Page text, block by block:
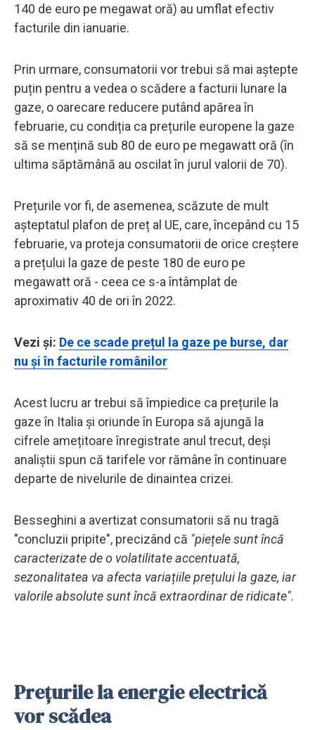
140 de euro pe megawat oră) au umflat efectiv
facturile din ianuarie.
Prin urmare, consumatorii vor trebui să mai aștepte
puțin pentru a vedea o scădere a facturii lunare la
gaze, o oarecare reducere putând apărea în
februarie, cu condiția ca prețurile europene la gaze
să se mențină sub 80 de euro pe megawatt oră (în
ultima săptămână au oscilat în jurul valorii de 70).
Prețurile vor fi, de asemenea, scăzute de mult
așteptatul plafon de preț al UE, care, începând cu 15
februarie, va proteja consumatorii de orice creștere
a prețului la gaze de peste 180 de euro pe
megawatt oră - ceea ce s-a întâmplat de
aproximativ 40 de ori în 2022.
Vezi și: De ce scade prețul la gaze pe burse, dar
nu și în facturile românilor
Acest lucru ar trebui să împiedice ca prețurile la
gaze în Italia și oriunde în Europa să ajungă la
cifrele amețitoare înregistrate anul trecut, deși
analiștii spun că tarifele vor rămâne în continuare
departe de nivelurile de dinaintea crizei.
Besseghini a avertizat consumatorii să nu tragă
"concluzii pripite", precizând că "piețele sunt încă
caracterizate de o volatilitate accentuată,
sezonalitatea va afecta variațiile prețului la gaze, iar
valorile absolute sunt încă extraordinar de ridicate".
Prețurile la energie electrică
vor scădea